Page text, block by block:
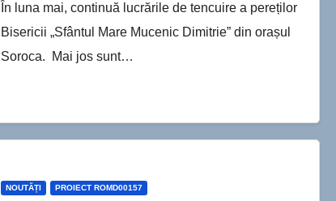
În luna mai, continuă lucrările de tencuire a pereților
Bisericii „Sfântul Mare Mucenic Dimitrie” din orașul
Soroca. Mai jos sunt…
NOUTĂȚI PROIECT ROMD00157